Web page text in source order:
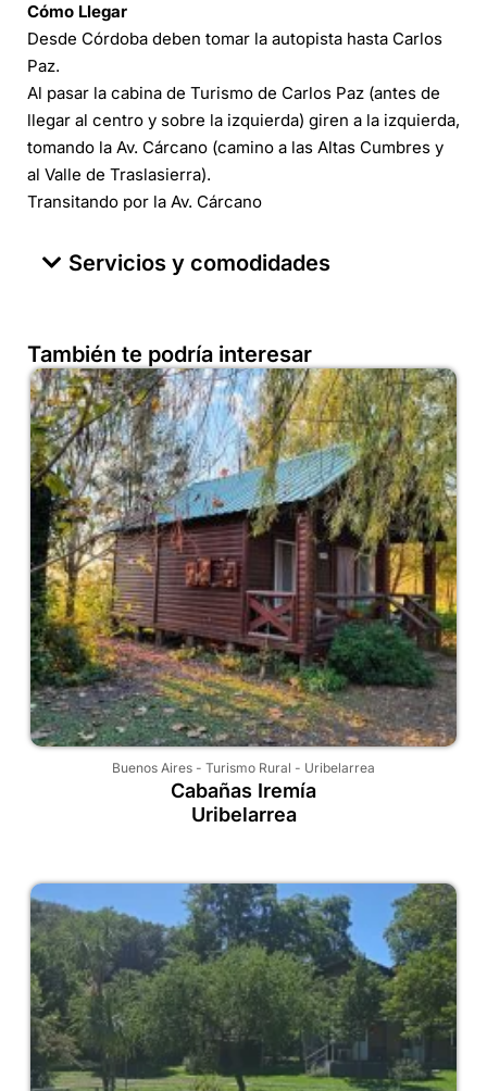
Cómo Llegar
Desde Córdoba deben tomar la autopista hasta Carlos
Paz.
Al pasar la cabina de Turismo de Carlos Paz (antes de
llegar al centro y sobre la izquierda) giren a la izquierda,
tomando la Av. Cárcano (camino a las Altas Cumbres y
al Valle de Traslasierra).
Transitando por la Av. Cárcano
Servicios y comodidades
También te podría interesar
Buenos Aires - Turismo Rural - Uribelarrea
Cabañas Iremía
Uribelarrea